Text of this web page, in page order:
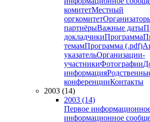
комитетМестный
оргкомитет
партнёрыВажные даты
докладчикиПрограмма
темамПрограмма (.pdf)
указательОрганизации-
участникиФотографии
информация
конференцииКонтакты
2003 (14)
2003 (14)
Первое
информационное